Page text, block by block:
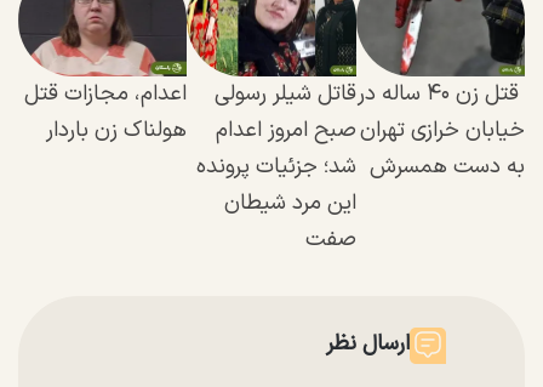
قتل زن ۴۰ ساله در
خیابان خرازی تهران
به دست همسرش
قاتل شیلر رسولی
صبح امروز اعدام
شد؛ جزئیات پرونده
این مرد شیطان
صفت
اعدام، مجازات قتل
هولناک زن باردار
ارسال نظر